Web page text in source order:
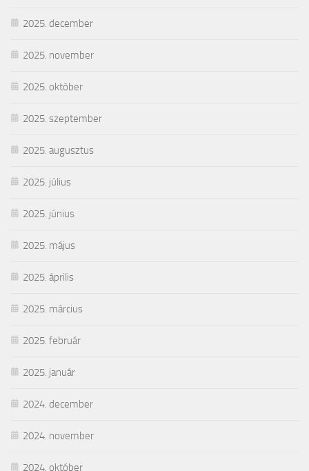
2025. december
2025. november
2025. október
2025. szeptember
2025. augusztus
2025. július
2025. június
2025. május
2025. április
2025. március
2025. február
2025. január
2024. december
2024. november
2024. október